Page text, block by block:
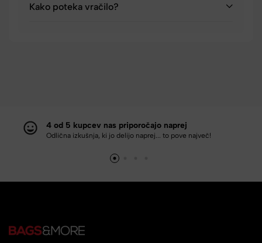
Kako poteka vračilo?
4 od 5 kupcev nas priporočajo naprej
Odlična izkušnja, ki jo delijo naprej... to pove največ!